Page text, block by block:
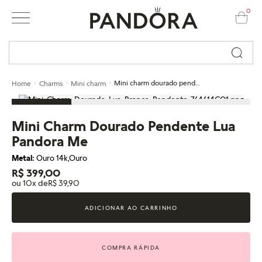
0
Busque por nome ou código...
Home Charms Mini charm
Mini Charm Dourado Pendente Lua
Pandora Me
Metal: Ouro 14k,Ouro
R$ 399,00
ou 10x deR$ 39,90
ADICIONAR AO CARRINHO
COMPRA RÁPIDA